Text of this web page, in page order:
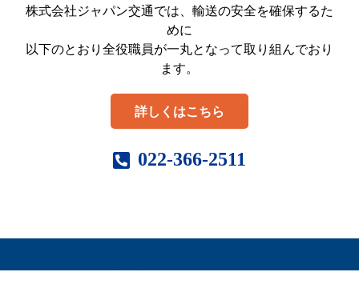
株式会社ジャパン交通では、輸送の安全を確保するた
めに
以下のとおり全役職員が一丸となって取り組んでおり
ます。
詳しくはこちら
022-366-2511